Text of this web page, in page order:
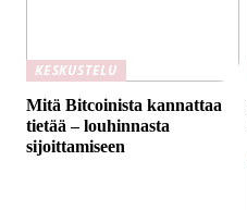
KESKUSTELU
Mitä Bitcoinista kannattaa
tietää – louhinnasta
sijoittamiseen